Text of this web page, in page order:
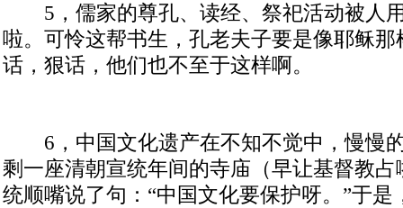
5 ，儒家的尊孔、读经、祭祀活动被人
啦。可怜这帮书生，孔老夫子要是像耶稣
话，狠话，他们也不至于这样啊。
6 ，中国文化遗产在不知不觉中，慢慢
剩一座清朝宣统年间的寺庙（早让基督教
统顺嘴说了句：“中国文化要保护呀。”于是